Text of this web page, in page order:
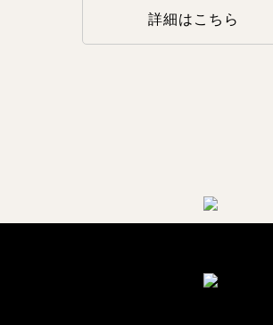
詳細はこちら